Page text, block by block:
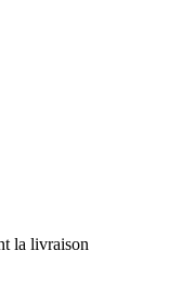
la livraison